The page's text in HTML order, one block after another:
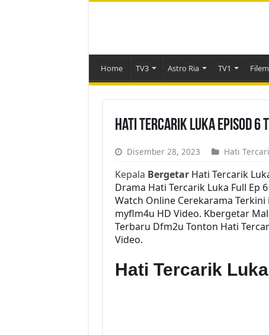
Home TV3 Astro Ria TV1
Hati Tercarik Luka Episod 6
Disember 28, 2023 Hati
Kepala BergetarHati Tercarik
Drama Hati Tercarik Luka Full Ep
Watch Online Cerekarama
myflm4u HD Video. Kbergetar
Terbaru Dfm2u Tonton Hati
Video.
Hati Tercarik